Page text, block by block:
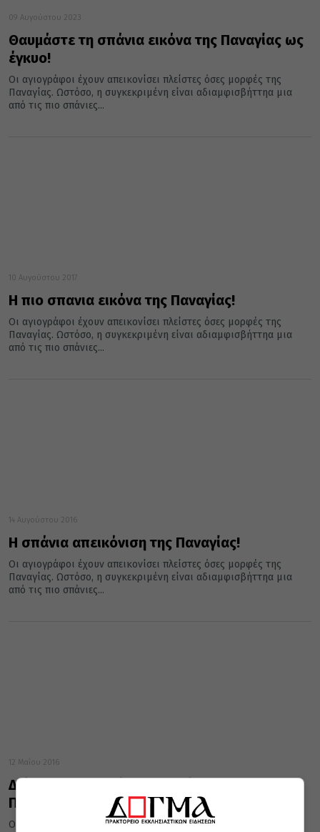
09 Αυγούστου 2023
Θαυμάστε τη σπάνια εικόνα της Παναγίας ως
έγκυο!
Οι αγιογράφοι έχουν απεικονίσει πλείστες όσες μορφές της
Παναγίας. Ωστόσο, η συγκεκριμένη είναι αδιαμφισβήττηα μια
από τις πιο σπάνιες...
10 Αυγούστου 2017
Η πιο σπανια εικόνα της Παναγίας!
Οι αγιογράφοι έχουν απεικονίσει πλείστες όσες μορφές της
Παναγίας. Ωστόσο, η συγκεκριμένη είναι αδιαμφισβήττηα μια
από τις πιο σπάνιες...
14 Αυγούστου 2016
Η σπάνια απεικόνιση της Παναγίας!
Οι αγιογράφοι έχουν απεικονίσει πλείστες όσες μορφές της
Παναγίας. Ωστόσο, η συγκεκριμένη είναι αδιαμφισβήττηα μια
από τις πιο σπάνιες...
12 Μαΐου 2016
Δείτε την πιο σπάνια απεικόνιση της
Παναγίας!
Οι αγιογράφοι έχουν απεικονίσει πλείστες όσες μορφές της